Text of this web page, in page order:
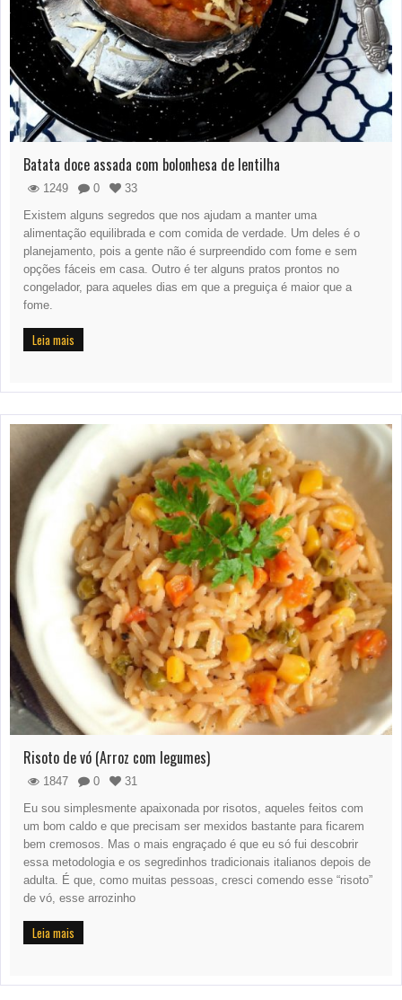
Batata doce assada com bolonhesa de lentilha
1249 0
33
Existem alguns segredos que nos ajudam a manter uma
alimentação equilibrada e com comida de verdade. Um deles é o
planejamento, pois a gente não é surpreendido com fome e sem
opções fáceis em casa. Outro é ter alguns pratos prontos no
congelador, para aqueles dias em que a preguiça é maior que a
fome.
Leia mais
Risoto de vó (Arroz com legumes)
1847 0
31
Eu sou simplesmente apaixonada por risotos, aqueles feitos com
um bom caldo e que precisam ser mexidos bastante para ficarem
bem cremosos. Mas o mais engraçado é que eu só fui descobrir
essa metodologia e os segredinhos tradicionais italianos depois de
adulta. É que, como muitas pessoas, cresci comendo esse “risoto”
de vó, esse arrozinho
Leia mais